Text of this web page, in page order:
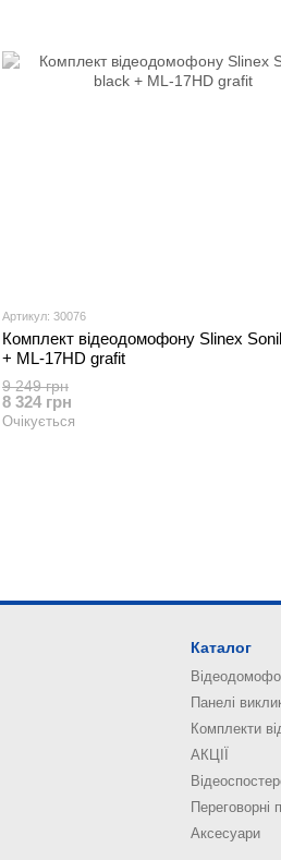
Артикул: 30076
Комплект відеодомофону Slinex
+ ML-17HD grafit
9 249 грн
8 324 грн
Очікується
Каталог
Панелі
Комплекти
АКЦІЇ
Переговорні
Аксесуари